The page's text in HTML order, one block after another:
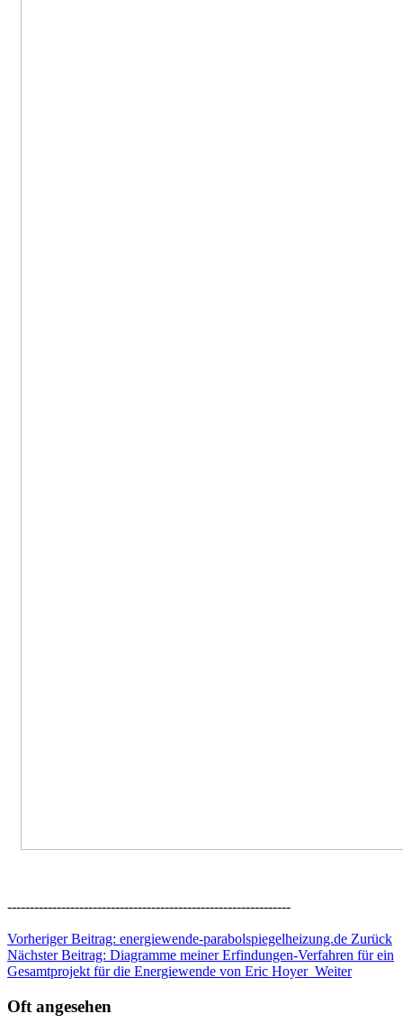
---------------------------------------------------------------
Vorheriger Beitrag: energiewende-parabolspiegelheizung.de Zurück
Nächster Beitrag: Diagramme meiner Erfindungen-Verfahren für ein
Gesamtprojekt für die Energiewende von Eric Hoyer Weiter
Oft angesehen